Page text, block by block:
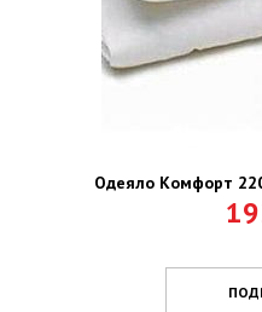
Одеяло Комфорт